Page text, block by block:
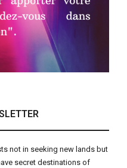
not in seeking new lands but
secret destinations of